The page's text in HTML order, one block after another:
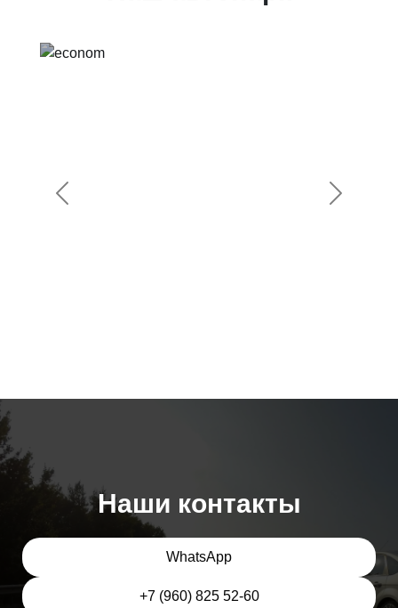
Предыдущий
Наши контакты
WhatsApp
+7 (960) 825 52-60